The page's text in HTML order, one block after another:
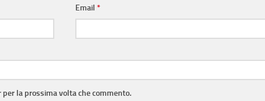
Email*
la prossima volta che commento.